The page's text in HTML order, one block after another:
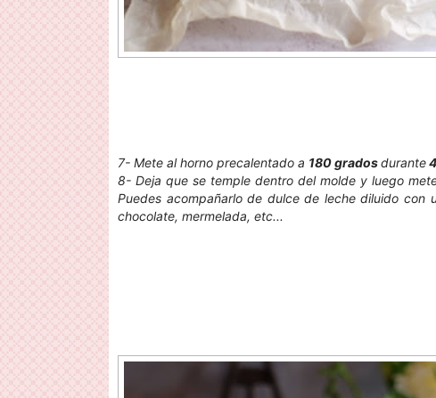
7- Mete al horno precalentado a 180 gradosdurante
8- Deja que se temple dentro del molde y luego
Puedes acompañarlo de dulce de leche diluido
chocolate, mermelada, etc...